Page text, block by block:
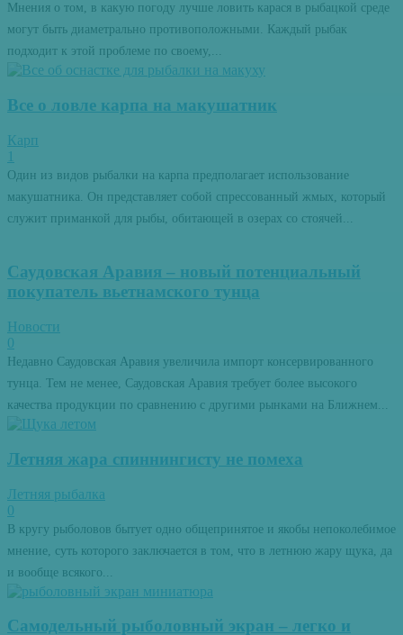
Мнения о том, в какую погоду лучше ловить карася в рыбацкой среде
могут быть диаметрально противоположными. Каждый рыбак
подходит к этой проблеме по своему,...
Все о ловле карпа на макушатник
Карп
1
Один из видов рыбалки на карпа предполагает использование
макушатника. Он представляет собой спрессованный жмых, который
служит приманкой для рыбы, обитающей в озерах со стоячей...
Саудовская Аравия – новый потенциальный
покупатель вьетнамского тунца
Новости
0
Недавно Саудовская Аравия увеличила импорт консервированного
тунца. Тем не менее, Саудовская Аравия требует более высокого
качества продукции по сравнению с другими рынками на Ближнем...
Летняя жара спиннингисту не помеха
Летняя рыбалка
0
В кругу рыболовов бытует одно общепринятое и якобы непоколебимое
мнение, суть которого заключается в том, что в летнюю жару щука, да
и вообще всякого...
Самодельный рыболовный экран – легко и